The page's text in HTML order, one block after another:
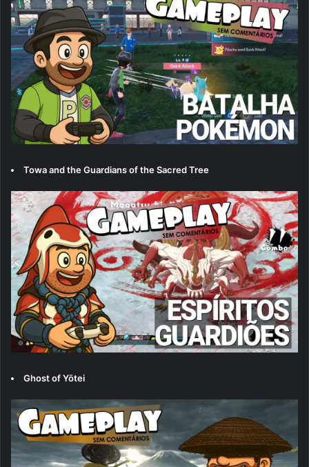
Towa and the Guardians of the Sacred Tree
Ghost of Yōtei